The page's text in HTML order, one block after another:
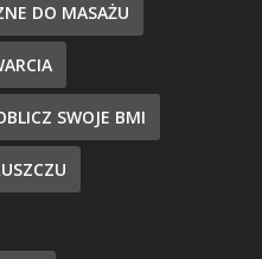
DO MASAŻU
SWOJE BMI